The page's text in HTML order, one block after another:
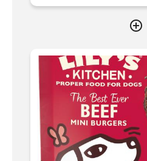
add_circle_outline